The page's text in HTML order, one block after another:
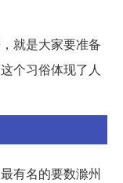
就是大家要准备
个习俗体现了人
有名的要数滁州